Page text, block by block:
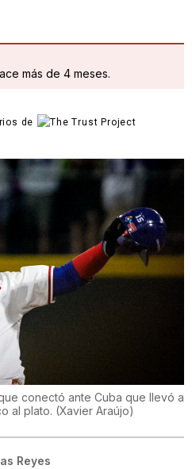
más de 4 meses.
de
conectó ante Cuba que llevó a
al plato. (Xavier Araújo)
Reyes